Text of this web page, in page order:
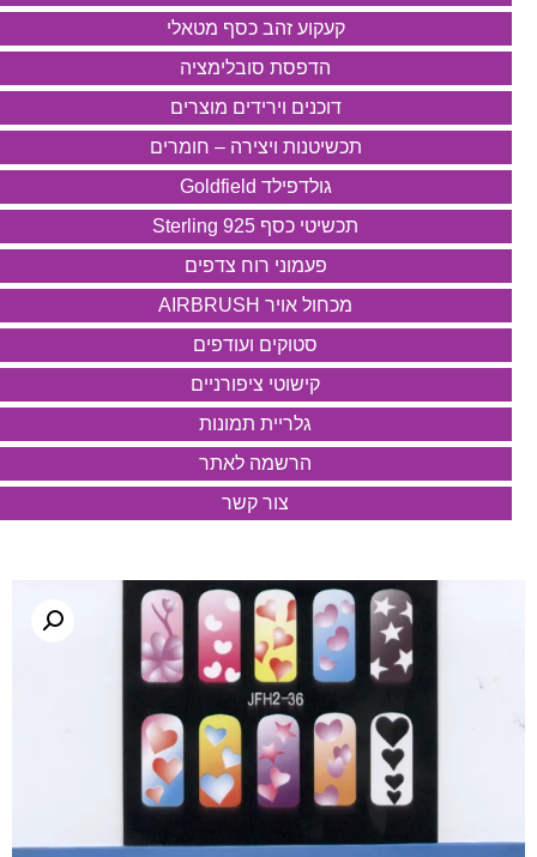
קעקוע זהב כסף מטאלי
הדפסת סובלימציה
דוכנים וירידים מוצרים
תכשיטנות ויצירה – חומרים
גולדפילד Goldfield
תכשיטי כסף 925 Sterling
פעמוני רוח צדפים
מכחול אויר AIRBRUSH
סטוקים ועודפים
קישוטי ציפורניים
גלריית תמונות
הרשמה לאתר
צור קשר